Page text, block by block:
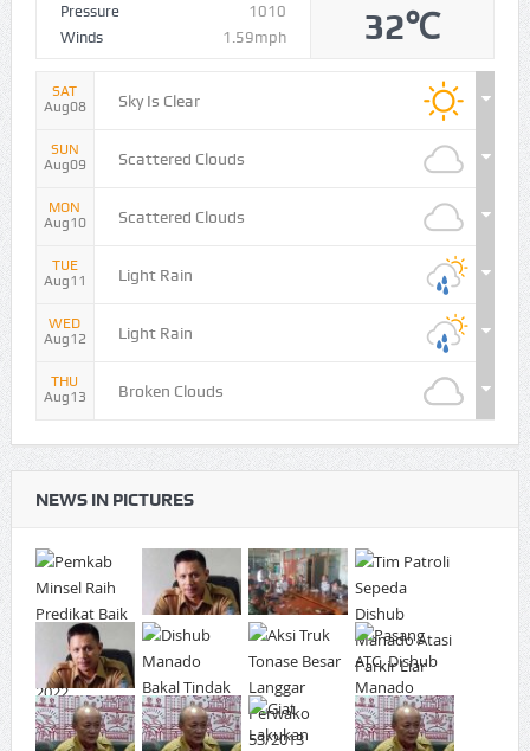
Pressure
1010
Winds
1.59mph 32℃
SAT
Aug08
Sky Is Clear
SUN
Aug09
Scattered Clouds
MON
Aug10
Scattered Clouds
TUE
Aug11
Light Rain
WED
Aug12
Light Rain
THU
Aug13
Broken Clouds
NEWS IN PICTURES